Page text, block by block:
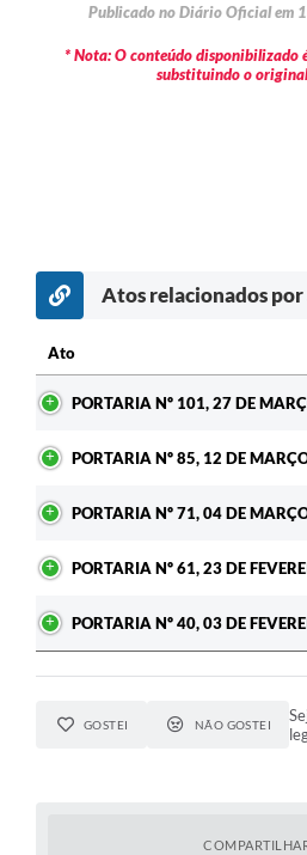
Publicado no Diário Oficial
* Nota: O conteúdo disponibilizado
substituindo o
Atos relacionados por
Ato
PORTARIA Nº 101, 27 DE
PORTARIA Nº 85, 12 DE
PORTARIA Nº 71, 04 DE
PORTARIA Nº 61, 23 DE
PORTARIA Nº 40, 03 DE
GOSTEI NÃO GOSTEI